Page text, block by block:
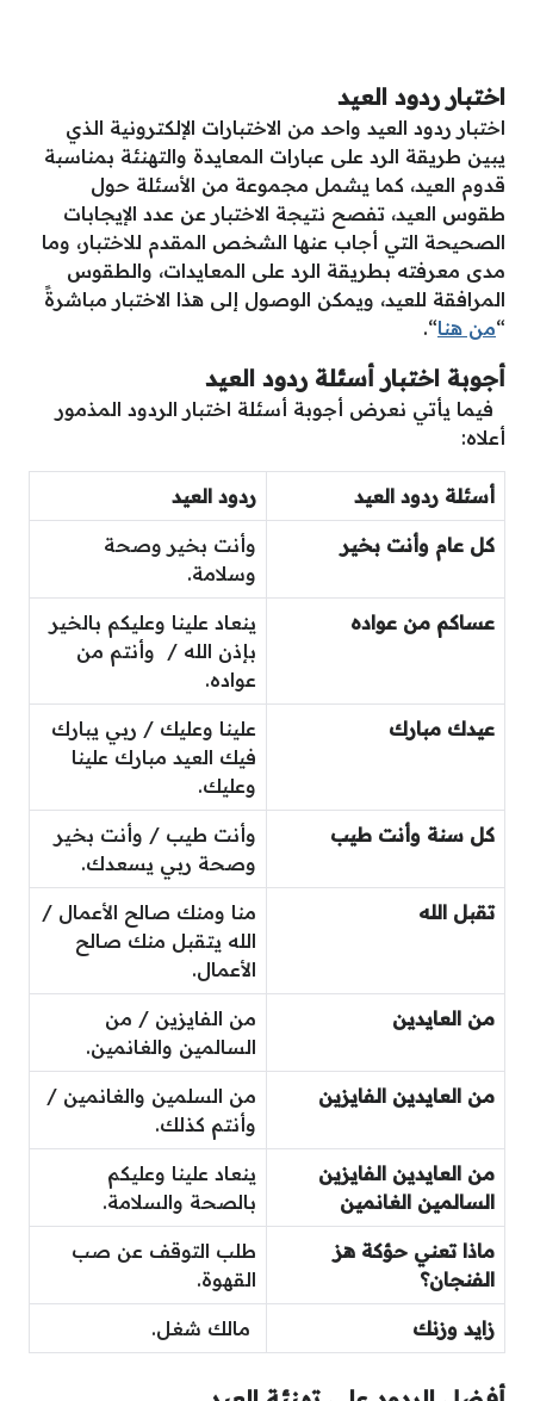
اختبار ردود العيد
اختبار ردود العيد واحد من الاختبارات الإلكترونية الذي
يبين طريقة الرد على عبارات المعايدة والتهنئة بمناسبة
قدوم العيد، كما يشمل مجموعة من الأسئلة حول
طقوس العيد، تفصح نتيجة الاختبار عن عدد الإيجابات
الصحيحة التي أجاب عنها الشخص المقدم للاختبار، وما
مدى معرفته بطريقة الرد على المعايدات، والطقوس
المرافقة للعيد، ويمكن الوصول إلى هذا الاختبار مباشرةً
“من هنا“.
أجوبة اختبار أسئلة ردود العيد
فيما يأتي نعرض أجوبة أسئلة اختبار الردود المذمور
أعلاه:
أسئلة ردود العيد ردود العيد
كل عام وأنت بخير
وأنت بخير وصحة
وسلامة.
عساكم من عواده
ينعاد علينا وعليكم بالخير
بإذن الله / وأنتم من
عواده.
عيدك مبارك
علينا وعليك / ربي يبارك
فيك العيد مبارك علينا
وعليك.
كل سنة وأنت طيب
وأنت طيب / وأنت بخير
وصحة ربي يسعدك.
تقبل الله
منا ومنك صالح الأعمال /
الله يتقبل منك صالح
الأعمال.
من العايدين
من الفايزين / من
السالمين والغانمين.
من العايدين الفايزين
من السلمين والغانمين /
وأنتم كذلك.
من العايدين الفايزين
السالمين الغانمين
ينعاد علينا وعليكم
بالصحة والسلامة.
ماذا تعني حؤكة هز
الفنجان؟
طلب التوقف عن صب
القهوة.
زايد وزنك مالك شغل.